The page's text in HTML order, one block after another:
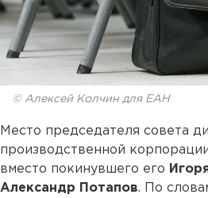
© Алексей Колчин для ЕАН
Место председателя совета
производственной
вместо покинувшего его
Александр Потапов. По